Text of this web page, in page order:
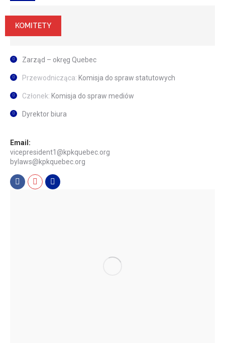
KOMITETY
Zarząd – okręg Quebec
Przewodnicząca: Komisja do spraw statutowych
Członek: Komisja do spraw mediów
Dyrektor biura
Email:
vicepresident1@kpkquebec.org
bylaws@kpkquebec.org
Facebook
Mail Dribbble